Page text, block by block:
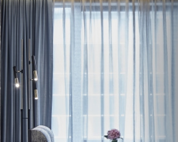
餐飲
服務與設施
酒店位置
聯絡我們